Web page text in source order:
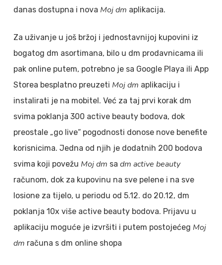
danas dostupna i nova Moj dm aplikacija.
Za uživanje u još bržoj i jednostavnijoj kupovini iz
bogatog dm asortimana, bilo u dm prodavnicama ili
pak online putem, potrebno je sa Google Playa ili App
Storea besplatno preuzeti Moj dm aplikaciju i
instalirati je na mobitel. Već za taj prvi korak dm
svima poklanja 300 active beauty bodova, dok
preostale „go live“ pogodnosti donose nove benefite
korisnicima. Jedna od njih je dodatnih 200 bodova
svima koji povežu Moj dm sa dm active beauty
računom, dok za kupovinu na sve pelene i na sve
losione za tijelo, u periodu od 5.12. do 20.12, dm
poklanja 10x više active beauty bodova. Prijavu u
aplikaciju moguće je izvršiti i putem postojećeg Moj
dm računa s dm online shopa